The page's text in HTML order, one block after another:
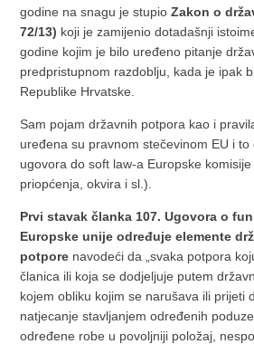
godine na snagu je stupio Zakon o
72/13) koji je zamijenio dotadašnji
godine kojim je bilo uređeno pitanje
predpristupnom razdoblju, kada je ipak
Republike Hrvatske.
Sam pojam državnih potpora kao i
uređena su pravnom stečevinom EU i to
ugovora do soft law-a Europske komisije
priopćenja, okvira i sl.).
Prvi stavak članka 107. Ugovora o
Europske unije određuje elemente
potpore navodeći da „svaka potpora
članica ili koja se dodjeljuje putem
kojem obliku kojim se narušava ili prijeti
natjecanje stavljanjem određenih
određene robe u povoljniji položaj,